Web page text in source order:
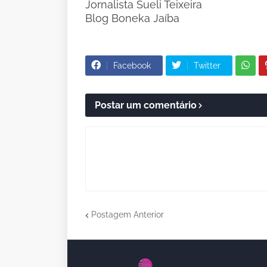
Jornalista Sueli Teixeira
Blog Boneka Jaíba
Facebook Twitter
Postar um comentário
Postagem Anterior